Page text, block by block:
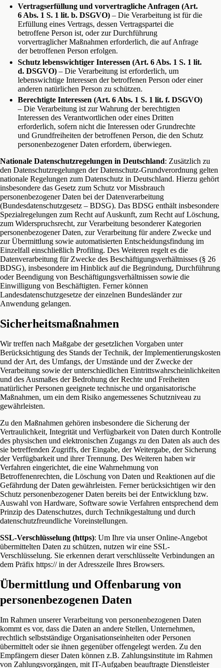
Vertragserfüllung und vorvertragliche Anfragen (Art.
6 Abs. 1 S. 1 lit. b. DSGVO)– Die Verarbeitung ist für die
Erfüllung eines Vertrags, dessen Vertragspartei die
betroffene Person ist, oder zur Durchführung
vorvertraglicher Maßnahmen erforderlich, die auf Anfrage
der betroffenen Person erfolgen.
Schutz lebenswichtiger Interessen (Art. 6 Abs. 1 S. 1 lit.
d. DSGVO)– Die Verarbeitung ist erforderlich, um
lebenswichtige Interessen der betroffenen Person oder einer
anderen natürlichen Person zu schützen.
Berechtigte Interessen (Art. 6 Abs. 1 S. 1 lit. f. DSGVO)
– Die Verarbeitung ist zur Wahrung der berechtigten
Interessen des Verantwortlichen oder eines Dritten
erforderlich, sofern nicht die Interessen oder Grundrechte
und Grundfreiheiten der betroffenen Person, die den Schutz
personenbezogener Daten erfordern, überwiegen.
Nationale Datenschutzregelungen in Deutschland: Zusätzlich zu
den Datenschutzregelungen der Datenschutz-Grundverordnung gelten
nationale Regelungen zum Datenschutz in Deutschland. Hierzu gehört
insbesondere das Gesetz zum Schutz vor Missbrauch
personenbezogener Daten bei der Datenverarbeitung
(Bundesdatenschutzgesetz – BDSG). Das BDSG enthält insbesondere
Spezialregelungen zum Recht auf Auskunft, zum Recht auf Löschung,
zum Widerspruchsrecht, zur Verarbeitung besonderer Kategorien
personenbezogener Daten, zur Verarbeitung für andere Zwecke und
zur Übermittlung sowie automatisierten Entscheidungsfindung im
Einzelfall einschließlich Profiling. Des Weiteren regelt es die
Datenverarbeitung für Zwecke des Beschäftigungsverhältnisses (§ 26
BDSG), insbesondere im Hinblick auf die Begründung, Durchführung
oder Beendigung von Beschäftigungsverhältnissen sowie die
Einwilligung von Beschäftigten. Ferner können
Landesdatenschutzgesetze der einzelnen Bundesländer zur
Anwendung gelangen.
Sicherheitsmaßnahmen
Wir treffen nach Maßgabe der gesetzlichen Vorgaben unter
Berücksichtigung des Stands der Technik, der Implementierungskosten
und der Art, des Umfangs, der Umstände und der Zwecke der
Verarbeitung sowie der unterschiedlichen Eintrittswahrscheinlichkeiten
und des Ausmaßes der Bedrohung der Rechte und Freiheiten
natürlicher Personen geeignete technische und organisatorische
Maßnahmen, um ein dem Risiko angemessenes Schutzniveau zu
gewährleisten.
Zu den Maßnahmen gehören insbesondere die Sicherung der
Vertraulichkeit, Integrität und Verfügbarkeit von Daten durch Kontrolle
des physischen und elektronischen Zugangs zu den Daten als auch des
sie betreffenden Zugriffs, der Eingabe, der Weitergabe, der Sicherung
der Verfügbarkeit und ihrer Trennung. Des Weiteren haben wir
Verfahren eingerichtet, die eine Wahrnehmung von
Betroffenenrechten, die Löschung von Daten und Reaktionen auf die
Gefährdung der Daten gewährleisten. Ferner berücksichtigen wir den
Schutz personenbezogener Daten bereits bei der Entwicklung bzw.
Auswahl von Hardware, Software sowie Verfahren entsprechend dem
Prinzip des Datenschutzes, durch Technikgestaltung und durch
datenschutzfreundliche Voreinstellungen.
SSL-Verschlüsselung (https): Um Ihre via unser Online-Angebot
übermittelten Daten zu schützen, nutzen wir eine SSL-
Verschlüsselung. Sie erkennen derart verschlüsselte Verbindungen an
dem Präfix https:// in der Adresszeile Ihres Browsers.
Übermittlung und Offenbarung von
personenbezogenen Daten
Im Rahmen unserer Verarbeitung von personenbezogenen Daten
kommt es vor, dass die Daten an andere Stellen, Unternehmen,
rechtlich selbstständige Organisationseinheiten oder Personen
übermittelt oder sie ihnen gegenüber offengelegt werden. Zu den
Empfängern dieser Daten können z.B. Zahlungsinstitute im Rahmen
von Zahlungsvorgängen, mit IT-Aufgaben beauftragte Dienstleister